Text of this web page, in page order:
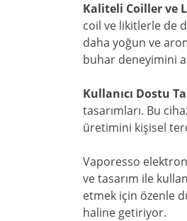
Kaliteli Coiller ve
coil ve likitlerle de
daha yoğun ve
buhar deneyimini
Kullanıcı Dostu
tasarımları. Bu
üretimini kişisel
Vaporesso
ve tasarım ile
etmek için özenle
haline getiriyor.